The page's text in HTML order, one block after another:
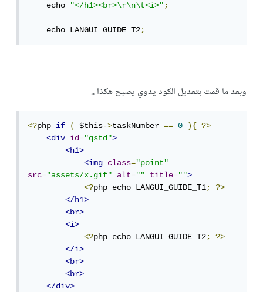
    echo
"</h1><br>\r\n\t<i>";
    echo LANGUI_GUIDE_T2
;
وبعد ما قمت بتعديل الكود يدوي يصبح هكذا ..
<?php if ( $this->taskNumber == 0 ){
?>
<div
id="qstd">
<h1>
<img
class="point"
src="assets/x.gif" alt="" title="">
<?php echo LANGUI_GUIDE_T1;
?>
</h1>
<br>
<i>
<?php echo LANGUI_GUIDE_T2;
?>
</i>
<br>
<br>
</div>